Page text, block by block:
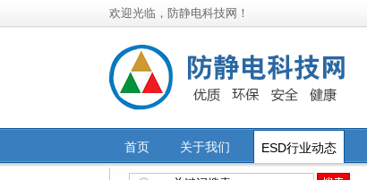
欢迎光临，防静电科技网！
首页 关于我们 ESD行业动态